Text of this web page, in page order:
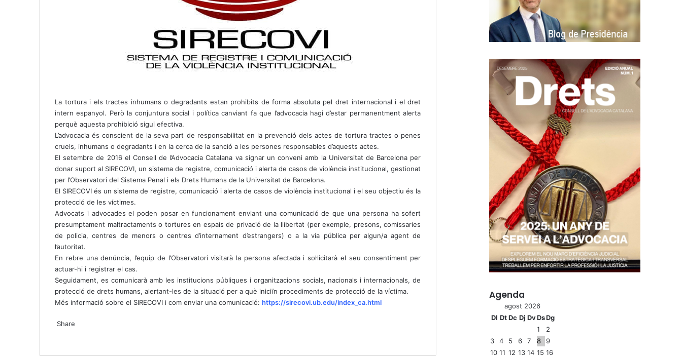
La tortura i els tractes inhumans o degradants estan prohibits de forma absoluta pel dret internacional i el dret
intern espanyol. Però la conjuntura social i política canviant fa que l’advocacia hagi d’estar permanentment alerta
perquè aquesta prohibició sigui efectiva.
L’advocacia és conscient de la seva part de responsabilitat en la prevenció dels actes de tortura tractes o penes
cruels, inhumans o degradants i en la cerca de la sanció a les persones responsables d’aquests actes.
El setembre de 2016 el Consell de l’Advocacia Catalana va signar un conveni amb la Universitat de Barcelona per
donar suport al SIRECOVI, un sistema de registre, comunicació i alerta de casos de violència institucional, gestionat
per l’Observatori del Sistema Penal i els Drets Humans de la Universitat de Barcelona.
El SIRECOVI és un sistema de registre, comunicació i alerta de casos de violència institucional i el seu objectiu és la
protecció de les víctimes.
Advocats i advocades el poden posar en funcionament enviant una comunicació de que una persona ha sofert
presumptament maltractaments o tortures en espais de privació de la llibertat (per exemple, presons, comissaries
de policia, centres de menors o centres d’internament d’estrangers) o a la via pública per algun/a agent de
l’autoritat.
En rebre una denúncia, l’equip de l’Observatori visitarà la persona afectada i sol·licitarà el seu consentiment per
actuar-hi i registrar el cas.
Seguidament, es comunicarà amb les institucions públiques i organitzacions socials, nacionals i internacionals, de
protecció de drets humans, alertant-les de la situació per a què iniciïn procediments de protecció de la víctima.
Més informació sobre el SIRECOVI i com enviar una comunicació: https://sirecovi.ub.edu/index_ca.html
h
e
Share
Agenda
agost 2026
Dl Dt Dc Dj DvDsDg
1
2
3
4 5 6 7 8
9
10 11 12 13 14 15 16